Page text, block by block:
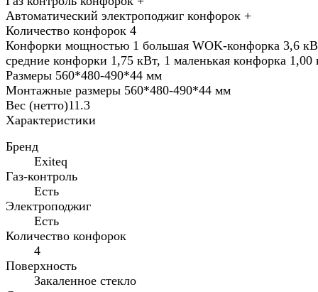
Автоматический электроподжиг конфорок +
Количество конфорок 4
Конфорки мощностью 1 большая WOK-конфорка 3,6
средние конфорки 1,75 кВт, 1 маленькая конфорка 1,00
Размеры 560*480-490*44 мм
Монтажные размеры 560*480-490*44 мм
Вес (нетто)11.3
Характеристики
Бренд
Exiteq
Газ-контроль
Есть
Электроподжиг
Есть
Количество конфорок
4
Поверхность
Закаленное стекло